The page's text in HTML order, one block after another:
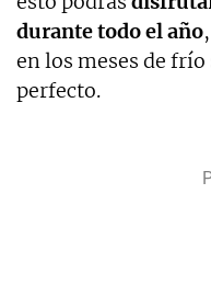
durante todo el año
en los meses de
perfecto.